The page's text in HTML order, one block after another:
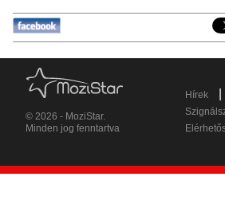
© 2026 - MoziStar.
Minden jog fenntartva
Hírek